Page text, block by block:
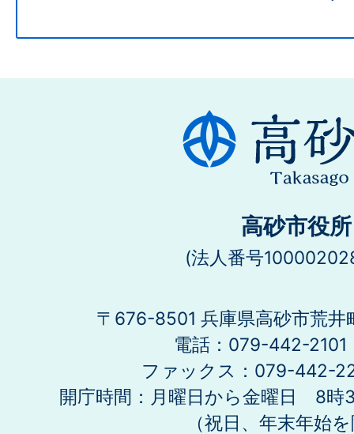
高砂市役所
(法人番号
〒676-8501 兵庫県高砂市荒井
電話：079-442-2101
ファックス：079-442-
開庁時間：月曜日から金曜日 8時
（祝日、年末年始